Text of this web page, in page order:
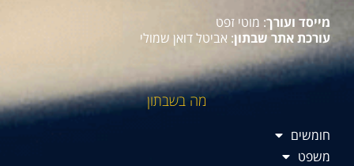
מייסד ועורך: מוטי זפט
עורכת אתר שבתון: אביטל דואן שמולי
מה בשבתון
חומשים
משפט